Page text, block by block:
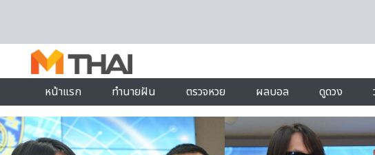
หน้าแรก
ทำนายฝัน ตรวจหวย ผลบอล ดูดวง